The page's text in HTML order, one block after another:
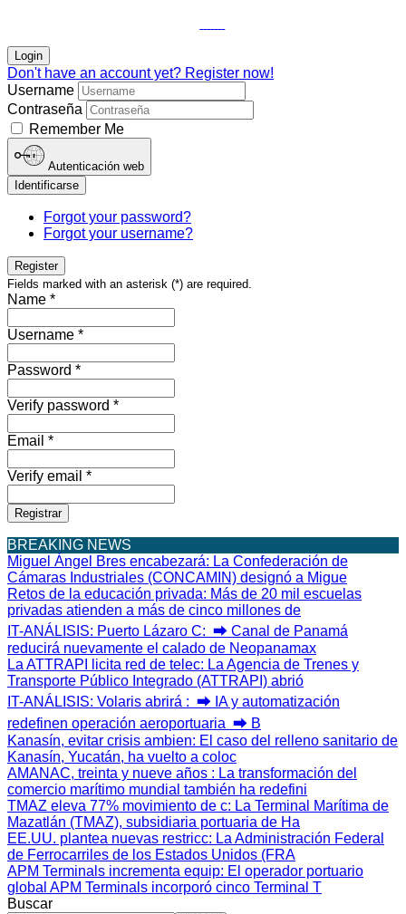
Login
Don't have an account yet? Register now!
Username
Contraseña
Remember Me
Autenticación web
Identificarse
Forgot your password?
Forgot your username?
Register
Fields marked with an asterisk (*) are required.
Name *
Username *
Password *
Verify password *
Email *
Verify email *
Registrar
BREAKING NEWS
Miguel Ángel Bres encabezará: La Confederación de
Cámaras Industriales (CONCAMIN) designó a Migue
Retos de la educación privada: Más de 20 mil escuelas
privadas atienden a más de cinco millones de
IT-ANÁLISIS: Puerto Lázaro C: ⮕ Canal de Panamá
reducirá nuevamente el calado de Neopanamax
La ATTRAPI licita red de telec: La Agencia de Trenes y
Transporte Público Integrado (ATTRAPI) abrió
IT-ANÁLISIS: Volaris abrirá : ⮕ IA y automatización
redefinen operación aeroportuaria ⮕ B
Kanasín, evitar crisis ambien: El caso del relleno sanitario de
Kanasín, Yucatán, ha vuelto a coloc
AMANAC, treinta y nueve años : La transformación del
comercio marítimo mundial también ha redefini
TMAZ eleva 77% movimiento de c: La Terminal Marítima de
Mazatlán (TMAZ), subsidiaria portuaria de Ha
EE.UU. plantea nuevas restricc: La Administración Federal
de Ferrocarriles de los Estados Unidos (FRA
APM Terminals incrementa equip: El operador portuario
global APM Terminals incorporó cinco Terminal T
Buscar